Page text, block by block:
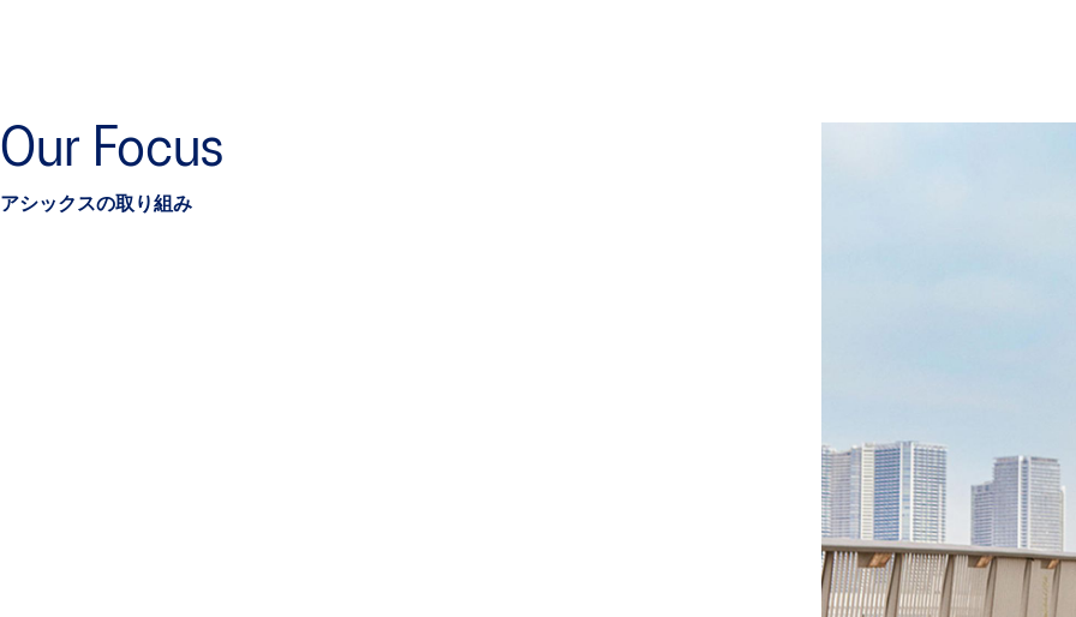
Our Focus
アシックスの取り組み